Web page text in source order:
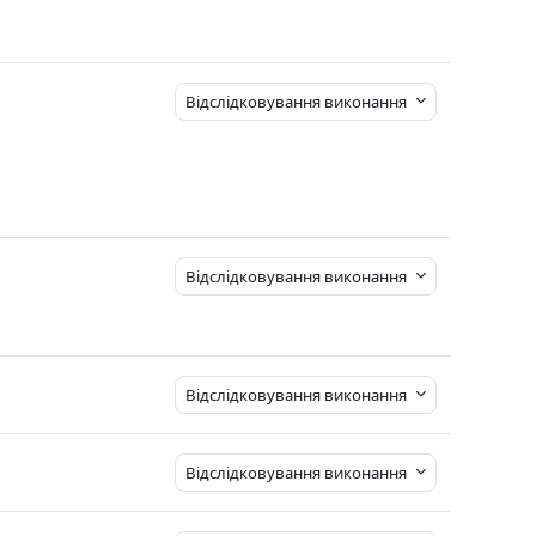
Відслідковування виконання
Відслідковування виконання
Відслідковування виконання
Відслідковування виконання